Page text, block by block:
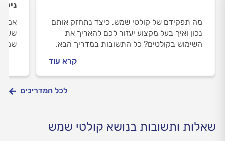
מה תפקידם של קולטי שמש, כיצד נתחזק אותם
נכון ואיך בעל מקצוע יעזור לכם להאריך את
השימוש בקולטים? כל התשובות במדריך הבא.
קרא עוד
אם
לכל המדריכים
שאלות ותשובות בנושא קולטי שמש